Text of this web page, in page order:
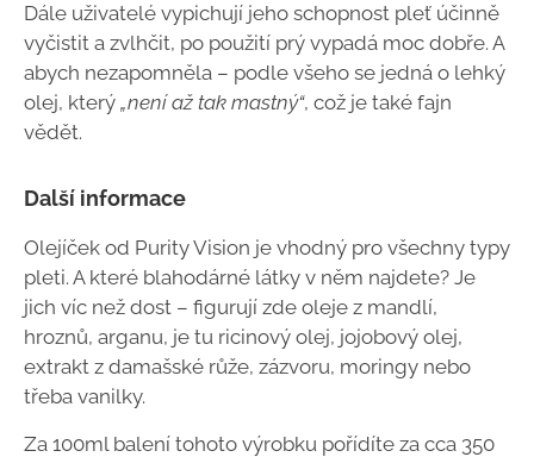
Dále uživatelé vypichují jeho schopnost pleť účinně
vyčistit a zvlhčit, po použití prý vypadá moc dobře. A
abych nezapomněla – podle všeho se jedná o lehký
olej, který „není až tak mastný“, což je také fajn
vědět.
Další informace
Olejíček od Purity Vision je vhodný pro všechny typy
pleti. A které blahodárné látky v něm najdete? Je
jich víc než dost – figurují zde oleje z mandlí,
hroznů, arganu, je tu ricinový olej, jojobový olej,
extrakt z damašské růže, zázvoru, moringy nebo
třeba vanilky.
Za 100ml balení tohoto výrobku pořídíte za cca 350